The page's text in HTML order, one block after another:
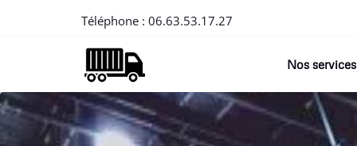
Téléphone : 06.63.53.17.27
Nos services